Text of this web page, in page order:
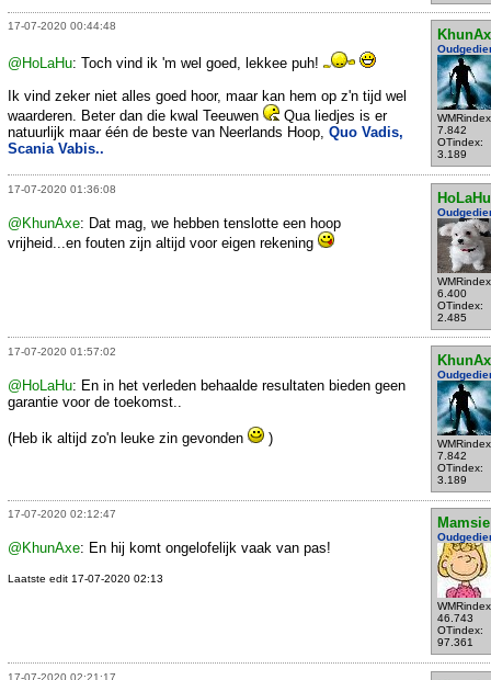
17-07-2020 00:44:48
7.842
OTindex:
3.189
@HoLaHu: Toch vind ik 'm wel goed, lekkee puh!
Ik vind zeker niet alles goed hoor, maar kan hem op z'n tijd wel
waarderen. Beter dan die kwal Teeuwen
Qua liedjes is er
natuurlijk maar één de beste van Neerlands Hoop, Quo Vadis,
Scania Vabis..
17-07-2020 01:36:08
HoLaHu
6.400
OTindex:
2.485
@KhunAxe: Dat mag, we hebben tenslotte een hoop
vrijheid...en fouten zijn altijd voor eigen rekening
17-07-2020 01:57:02
7.842
OTindex:
3.189
@HoLaHu: En in het verleden behaalde resultaten bieden geen
garantie voor de toekomst..
(Heb ik altijd zo'n leuke zin gevonden )
17-07-2020 02:12:47
Mamsie
46.743
OTindex:
97.361
@KhunAxe: En hij komt ongelofelijk vaak van pas!
Laatste edit 17-07-2020 02:13
17-07-2020 02:21:17